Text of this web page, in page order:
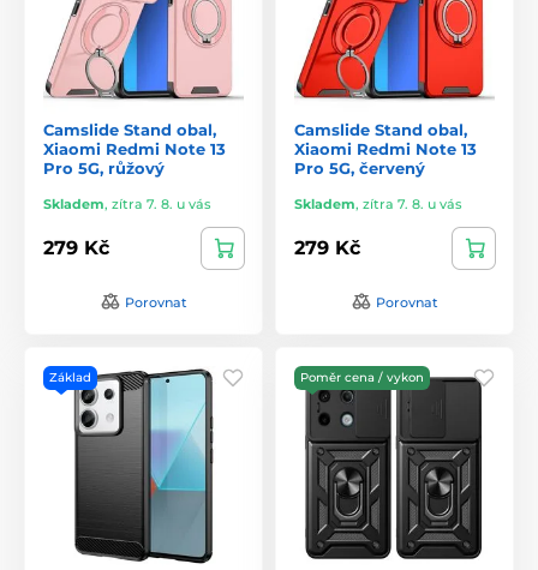
Camslide Stand obal,
Xiaomi Redmi Note 13
Pro 5G, růžový
Skladem, zítra 7. 8. u vás
279 Kč
Porovnat
Camslide Stand obal,
Xiaomi Redmi Note 13
Pro 5G, červený
Skladem, zítra 7. 8. u vás
279 Kč
Porovnat
Základ Poměr cena / vykon